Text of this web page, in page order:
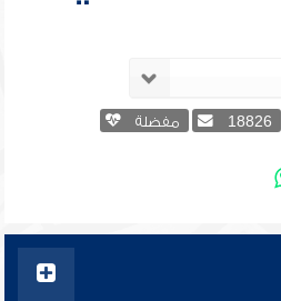
18826 مفضلة